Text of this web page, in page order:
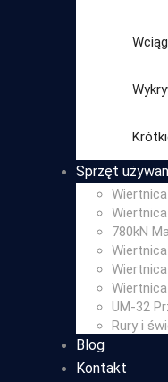
Sprzęt
780kN
UM-32
Rury i
Blog
Kontakt